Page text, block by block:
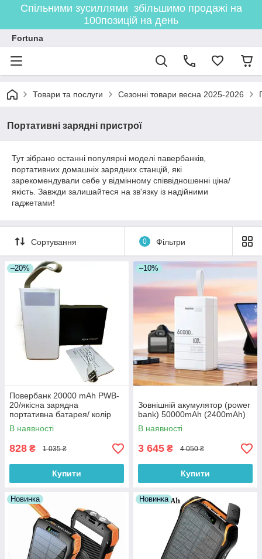
Спільними зусиллями збільшимо продажі на
100позицій на день
Fortuna
Товари та послуги Сезонні товари весна 2025-2026
Портативні зарядні пристрої
Тут зібрано останні популярні моделі павербанків,
портативних домашніх зарядних станцій, які
зарекомендували себе у відмінному співвідношенні ціна/
якість. Завжди залишайтеся на зв'язку із надійними
гаджетами!
Сортування 0 Фільтри
–20%
Повербанк 20000 mAh PWB-
20/якісна зарядна
портативна батарея/ колір
білий
В наявності
828 ₴ 1 035 ₴
Купити
–10%
Зовнішній акумулятор (power
bank) 50000mAh (2400mAh)
В наявності
3 645 ₴ 4 050 ₴
Купити
Новинка Новинка